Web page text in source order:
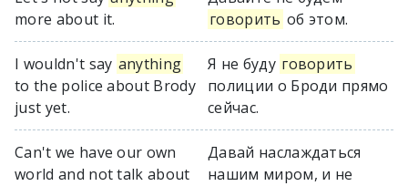
more about it.
говорить об этом.
I wouldn't say anything
to the police about Brody
just yet.
Я не буду говорить
полиции о Броди прямо
сейчас.
Can't we have our own
world and not talk about
Давай наслаждаться
нашим миром, и не